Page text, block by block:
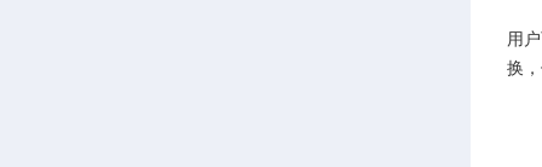
用
换